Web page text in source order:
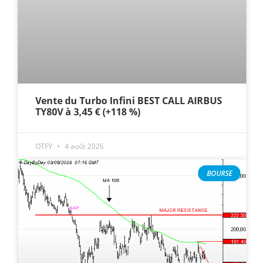
Vente du Turbo Infini BEST CALL AIRBUS
TY80V à 3,45 € (+118 %)
OTFY 4 août 2026
BOURSE